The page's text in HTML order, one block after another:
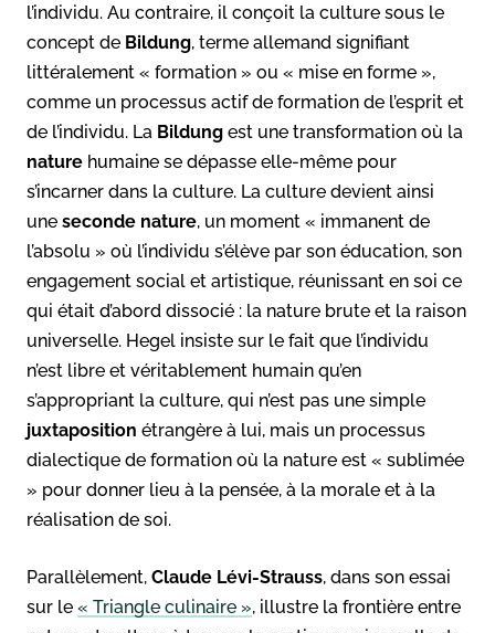
l’individu. Au contraire, il conçoit la culture sous le
concept de Bildung, terme allemand signifiant
littéralement « formation » ou « mise en forme »,
comme un processus actif de formation de l’esprit et
de l’individu. La Bildung est une transformation où la
nature humaine se dépasse elle-même pour
s’incarner dans la culture. La culture devient ainsi
une seconde nature, un moment « immanent de
l’absolu » où l’individu s’élève par son éducation, son
engagement social et artistique, réunissant en soi ce
qui était d’abord dissocié : la nature brute et la raison
universelle. Hegel insiste sur le fait que l’individu
n’est libre et véritablement humain qu’en
s’appropriant la culture, qui n’est pas une simple
juxtaposition étrangère à lui, mais un processus
dialectique de formation où la nature est « sublimée
» pour donner lieu à la pensée, à la morale et à la
réalisation de soi.
Parallèlement, Claude Lévi-Strauss, dans son essai
sur le « Triangle culinaire », illustre la frontière entre